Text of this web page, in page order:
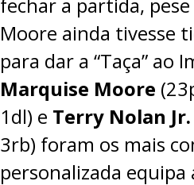
fechar a partida,
Moore ainda tivesse
para dar a “Taça” ao
Marquise Moore
1dl) e Terry Nolan Jr.
3rb) foram os mais
personalizada